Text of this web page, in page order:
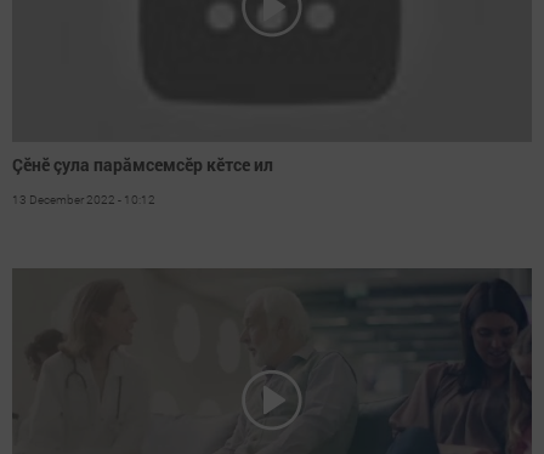
Çӗнӗ çула парăмсемсӗр кӗтсе ил
13 December 2022 - 10:12